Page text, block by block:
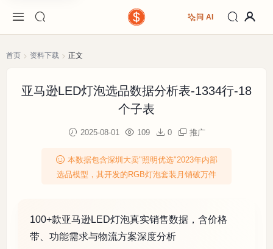
问 AI
首页 资料下载 正文
亚马逊LED灯泡选品数据分析表-1334行-18
个子表
2025-08-01 109 0 推广
本数据包含深圳大卖"照明优选"2023年内部
选品模型，其开发的RGB灯泡套装月销破万件
100+款亚马逊LED灯泡真实销售数据，含价格
带、功能需求与物流方案深度分析